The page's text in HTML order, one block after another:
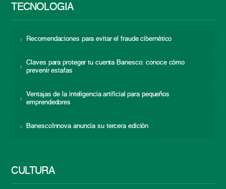
TECNOLOGÍA
Recomendaciones para evitar el fraude cibernético
Claves para proteger tu cuenta Banesco: conoce cómo
prevenir estafas
Ventajas de la inteligencia artificial para pequeños
emprendedores
BanescoInnova anuncia su tercera edición
CULTURA